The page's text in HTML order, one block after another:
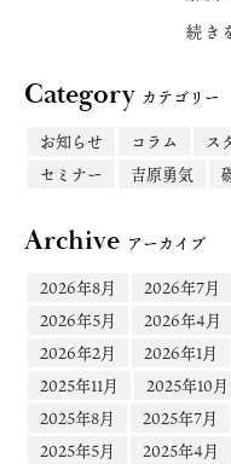
続き
Categoryカテゴリー
お知らせ
コラム
ス
セミナー
吉原勇気
Archive アーカイブ
2026年8月
2026年7月
2026年5月
2026年4月
2026年2月
2026年1月
2025年11月
2025年10月
2025年8月
2025年7月
2025年5月
2025年4月